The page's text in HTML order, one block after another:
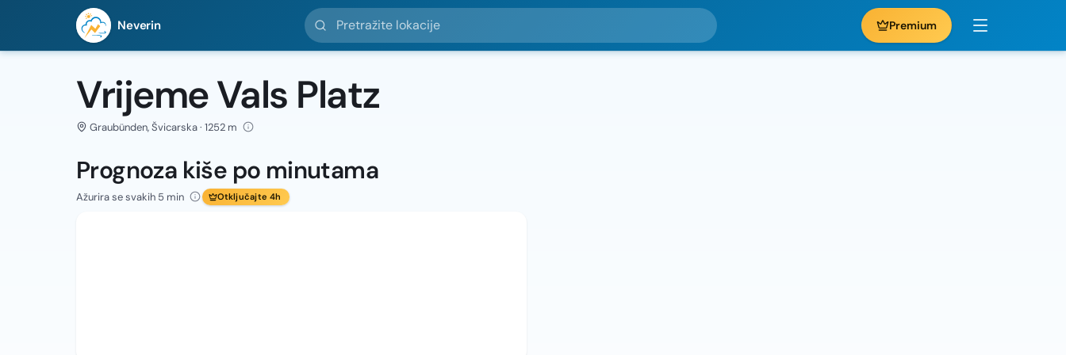
Neverin
Pretražite lokacije
Premium
Vrijeme Vals Platz
Graubünden, Švicarska · 1252 m
Prognoza kiše po minutama
Ažurira se svakih 5 min Otključajte 4h